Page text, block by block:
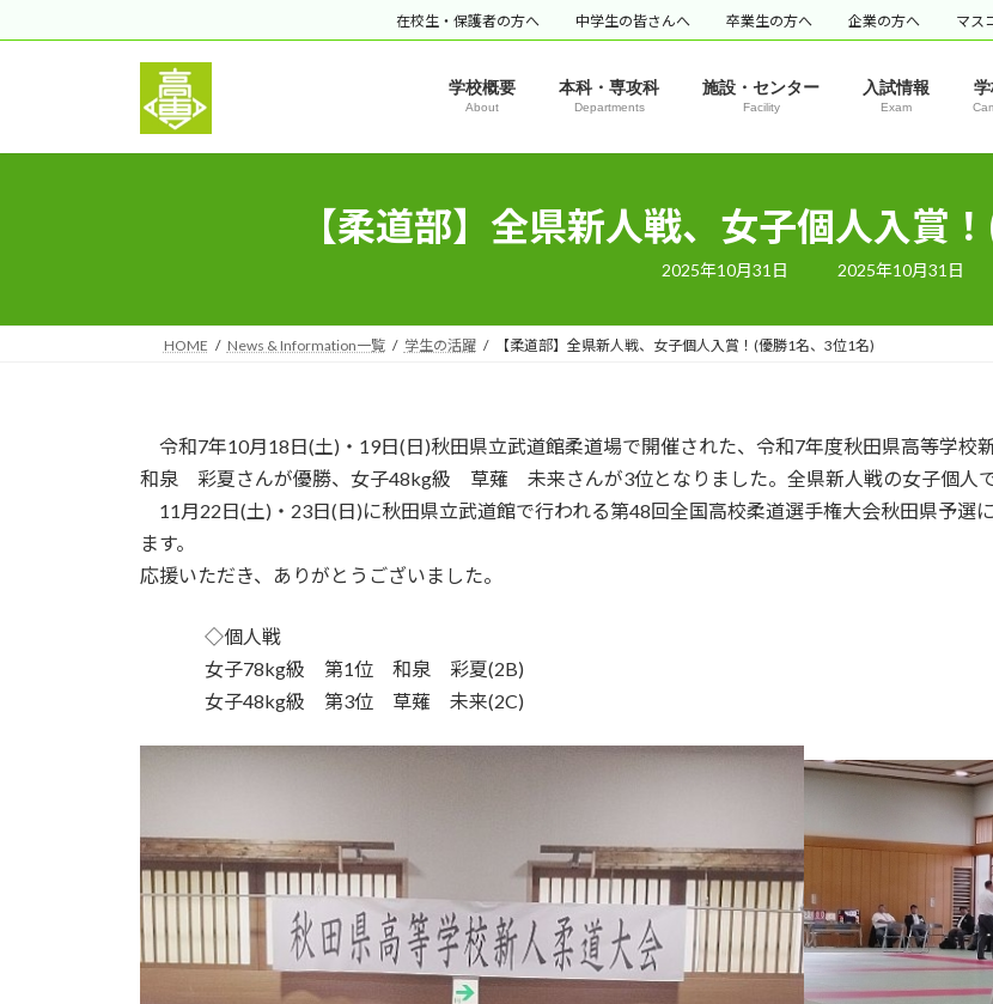
ン
へ
ビ
ョ
在校生・保護者の方へ 中学生の皆さんへ 卒業生の方へ 企業の方へ マス
学校概要
About
本科・専攻科
Departments
施設・センター
Facility
入試情報
Exam
【柔道部】全県新人戦、女子個人入賞
2025年10月31日
最
日
時
2025年10月31日
HOME News & Information一覧 学生の活躍 【柔道部】全県新人戦、女子個人入賞！(優勝1名、3位1名)
令和7年10月18日(土)・19日(日)秋田県立武道館柔道場で開催された、令和7年度秋田県高等学校
和泉 彩夏さんが優勝、女子48kg級 草薙 未来さんが3位となりました。全県新人戦の女子個人で
11月22日(土)・23日(日)に秋田県立武道館で行われる第48回全国高校柔道選手権大会秋田県予選
ます。
応援いただき、ありがとうございました。
◇個人戦
女子78kg級 第1位 和泉 彩夏(2B)
女子48kg級 第3位 草薙 未来(2C)